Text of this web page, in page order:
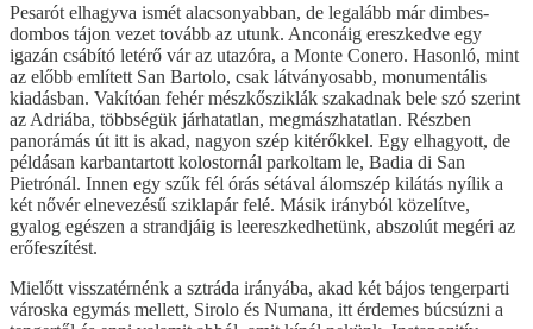
Pesarót elhagyva ismét alacsonyabban, de legalább már dimbes-
dombos tájon vezet tovább az utunk. Anconáig ereszkedve egy
igazán csábító letérő vár az utazóra, a Monte Conero. Hasonló, mint
az előbb említett San Bartolo, csak látványosabb, monumentális
kiadásban. Vakítóan fehér mészkősziklák szakadnak bele szó szerint
az Adriába, többségük járhatatlan, megmászhatatlan. Részben
panorámás út itt is akad, nagyon szép kitérőkkel. Egy elhagyott, de
példásan karbantartott kolostornál parkoltam le, Badia di San
Pietrónál. Innen egy szűk fél órás sétával álomszép kilátás nyílik a
két nővér elnevezésű sziklapár felé. Másik irányból közelítve,
gyalog egészen a strandjáig is leereszkedhetünk, abszolút megéri az
erőfeszítést.
Mielőtt visszatérnénk a sztráda irányába, akad két bájos tengerparti
városka egymás mellett, Sirolo és Numana, itt érdemes búcsúzni a